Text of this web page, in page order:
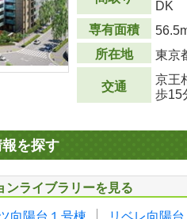
DK
専有面積
所在地
東京
交通
京王
歩15
を探す
ンライブラリーを見る
向陽台１号棟 リベレ向陽